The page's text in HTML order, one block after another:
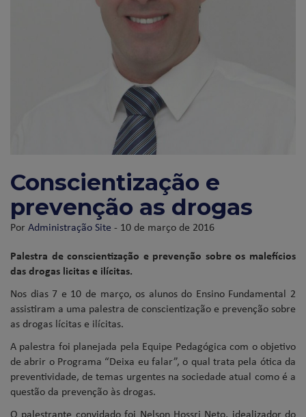
Conscientização e
prevenção as drogas
PorAdministração Site - 10 de março de 2016
Palestra de conscientização e prevenção sobre os malefícios
das drogas licitas e ilícitas.
Nos dias 7 e 10 de março, os alunos do Ensino Fundamental 2
assistiram a uma palestra de conscientização e prevenção sobre
as drogas lícitas e ilícitas.
A palestra foi planejada pela Equipe Pedagógica com o objetivo
de abrir o Programa “Deixa eu falar”, o qual trata pela ótica da
preventividade, de temas urgentes na sociedade atual como é a
questão da prevenção às drogas.
O palestrante convidado foi Nelson Hossri Neto, idealizador do